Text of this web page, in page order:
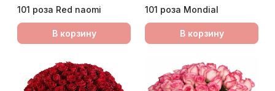
101 роза Red naomi
В корзину
101 роза Мondial
В корзину